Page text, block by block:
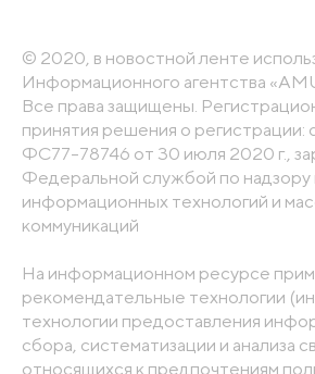
© 2020, в новостной ленте
Информационного агентства
Все права защищены.
принятия решения о
ФС77-78746 от 30 июля 2020 г.,
Федеральной службой по надзору
информационных технологий и
коммуникаций
На информационном ресурсе
рекомендательные технологии
технологии предоставления
сбора, систематизации и анализа
относящихся к предпочтениям